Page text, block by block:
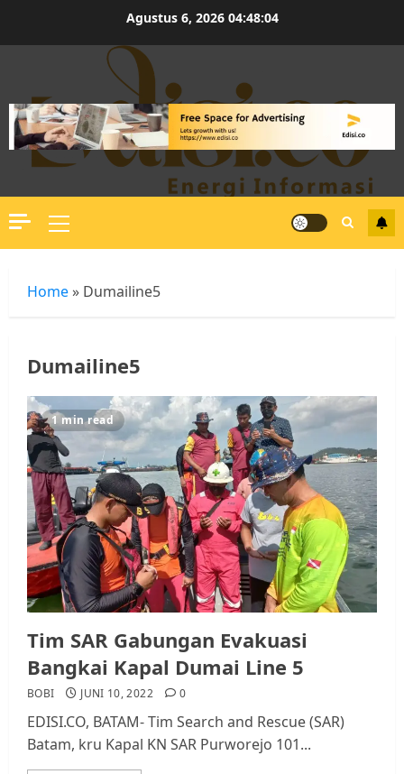
Agustus 6, 2026 04:48:05
Primary
Menu
Home » Dumailine5
Dumailine5
1 min read
Tim SAR Gabungan Evakuasi
Bangkai Kapal Dumai Line 5
BOBI JUNI 10, 2022 0
EDISI.CO, BATAM- Tim Search and Rescue (SAR)
Batam, kru Kapal KN SAR Purworejo 101...
3
Rempang Protes Lahan Mereka
Diambil untuk Sekolah Rakyat
JULI 21, 2026 0
4
Warga Rempang Ajukan
Audiensi dengan Wali Kota
Batam, Soroti Aktivitas yang
Resahkan Warga
JULI 17, 2026 0
5
Tim Advokasi Desak BP Batam
Berhenti Merampas Tanah
JULI 15, 2026 0